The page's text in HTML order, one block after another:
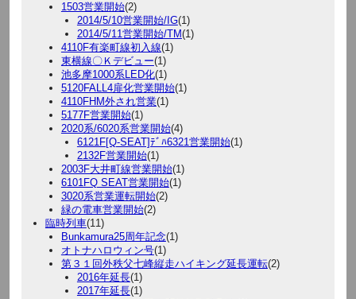
1503営業開始(2)
2014/5/10営業開始/IG(1)
2014/5/11営業開始/TM(1)
4110F有楽町線初入線(1)
東横線〇Ｋデビュー(1)
池多摩1000系LED化(1)
5120FALL4扉化営業開始(1)
4110FHM外され営業(1)
5177F営業開始(1)
2020系/6020系営業開始(4)
6121F[Q-SEAT]ﾃﾞﾊ6321営業開始(1)
2132F営業開始(1)
2003F大井町線営業開始(1)
6101FQ SEAT営業開始(1)
3020系営業運転開始(2)
緑の電車営業開始(2)
臨時列車(11)
Bunkamura25周年記念(1)
オトナハロウィン号(1)
第３１回外秩父七峰縦走ハイキング延長運転(2)
2016年延長(1)
2017年延長(1)